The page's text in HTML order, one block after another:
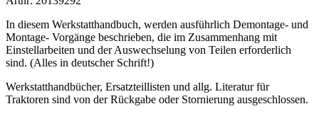
In diesem Werkstatthandbuch, werden ausführlich Demontage- und
Montage- Vorgänge beschrieben, die im Zusammenhang mit
Einstellarbeiten und der Auswechselung von Teilen erforderlich
sind. (Alles in deutscher Schrift!)
Werkstatthandbücher, Ersatzteillisten und allg. Literatur für
Traktoren sind von der Rückgabe oder Stornierung ausgeschlossen.